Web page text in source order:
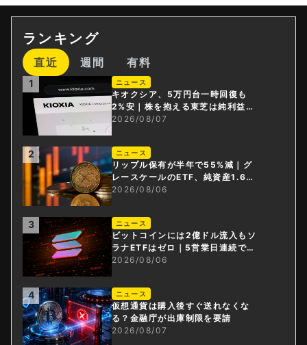
ランキング
直近 週間 有料
1 ニュース
キオクシア、5万円台一時回復も
2%安｜株を抱える東芝は純利益3
0倍
2026/08/07
2 ニュース
リップル保有が半年で55%減｜グ
レースケールのETF、純資産1.6億
ドル減
2026/08/06
3 ニュース
ビットコインには2億ドル流入もソ
ラナETFはゼロ｜5営業日連続で停
止
2026/08/06
4 ニュース
仮想通貨は購入後すぐ送れなくな
る？金融庁が出庫制限を要請
2026/08/07